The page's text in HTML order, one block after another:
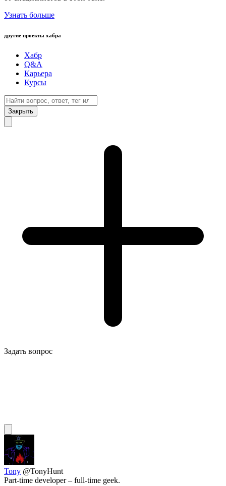
Узнать больше
другие проекты хабра
Хабр
Q&A
Карьера
Курсы
Закрыть
Задать вопрос
Tony @TonyHunt
Part-time developer – full-time geek.